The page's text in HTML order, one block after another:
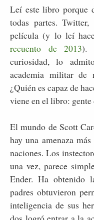
Leí este libro porque
todas partes.
película (y lo leí
recuento de 2013).
curiosidad, lo
academia militar de
¿Quién es capaz de
viene en el libro: gente
El mundo de Scott
hay una amenaza
naciones. Los
una vez, parece
Ender. Ha obtenido
padres obtuvieron
inteligencia de sus